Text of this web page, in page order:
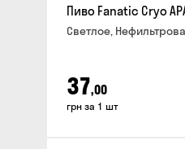
Пиво Fanatic Cryo
Светлое,
37,00
грн за 1 шт